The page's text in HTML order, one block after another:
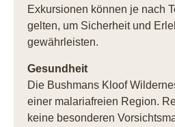
Exkursionen können je nach
gelten, um Sicherheit und
gewährleisten.
Gesundheit
Die Bushmans Kloof
einer malariafreien Region.
keine besonderen